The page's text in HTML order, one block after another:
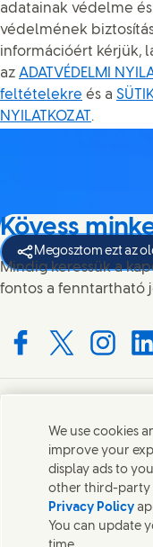
adatainak védelme
védelmének
információért kérjük,
az ADATVÉDELMI
feltételekre és a
NYILATKOZAT.
Megosztom ezt az
Kövess
Mindig keressük a
fontos a fenntartható
with us on
Connect with us
Connect
Lépj velünk
Lépjen kapcsolatba
csapatokkal, illetve
elérhetőségeit szerte
We use cookies
improve your
display ads to
other third-party
Privacy Policy
You can update